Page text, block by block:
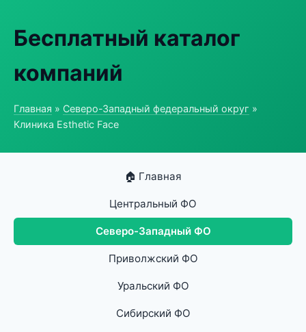
Бесплатный каталог
компаний
Главная » Северо-Западный федеральный округ »
Клиника Esthetic Face
🏠 Главная
Центральный ФО
Северо-Западный ФО
Приволжский ФО
Уральский ФО
Сибирский ФО